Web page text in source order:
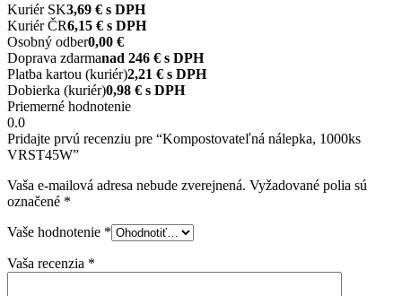
Kuriér SK3,69 € s DPH
Kuriér ČR6,15 € s DPH
Osobný odber0,00 €
Doprava zdarmanad 246 € s DPH
Platba kartou (kuriér)2,21 € s DPH
Dobierka (kuriér)0,98 € s DPH
Priemerné hodnotenie
0.0
Pridajte prvú recenziu pre “Kompostovateľná nálepka, 1000ks
VRST45W”
Vaša e-mailová adresa nebude zverejnená. Vyžadované polia sú
označené *
Vaše hodnotenie *
Vaša recenzia *